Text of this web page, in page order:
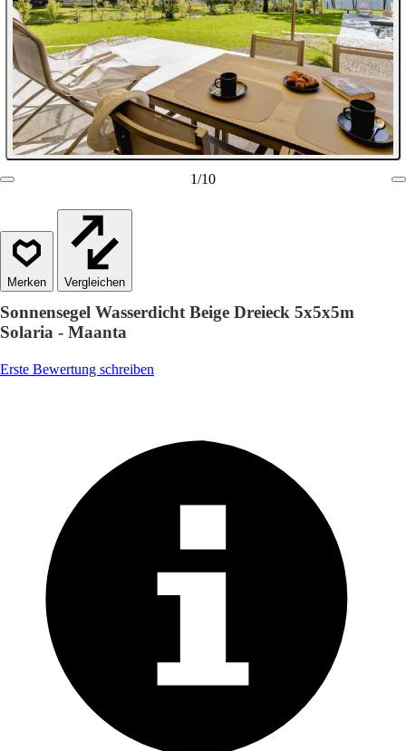
1/10
Vergleichen
Sonnensegel Wasserdicht Beige Dreieck 5x5x5m
Solaria - Maanta
Erste Bewertung schreiben